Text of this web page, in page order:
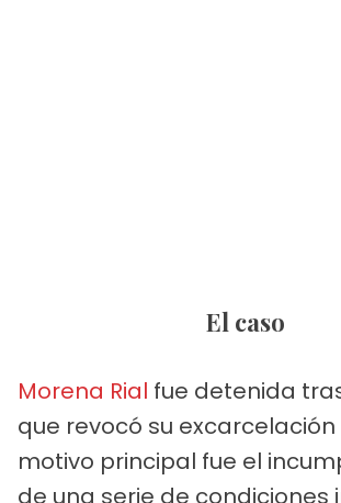
El caso
Morena Rial fue detenida
que revocó su excarcelación
motivo principal fue el
de una serie de condiciones